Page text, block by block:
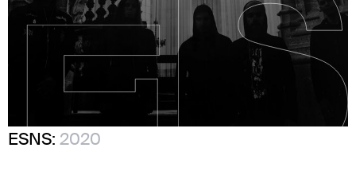
ESNS: 2020